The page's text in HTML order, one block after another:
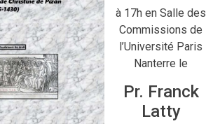
à 17h en Salle des
Commissions de
l’Université Paris
Nanterre le
Pr. Franck
Latty